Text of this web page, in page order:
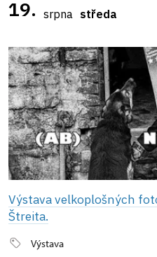
19. srpna středa
Výstava velkoplošných
Štreita.
Výstava